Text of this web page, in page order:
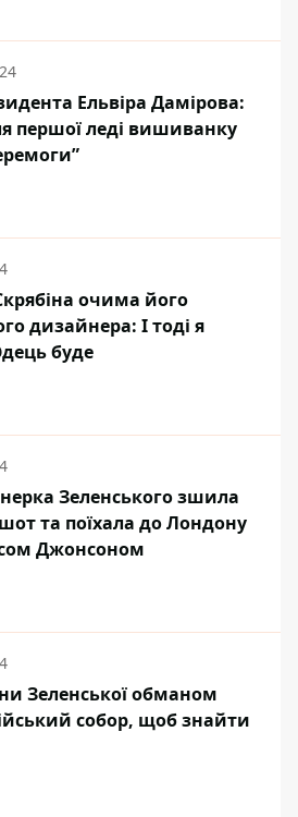
Ельвіра Дамірова:
першої леді вишиванку
очима його
дизайнера: І тоді я
буде
Зеленського зшила
та поїхала до Лондону
Джонсоном
Зеленської обманом
собор, щоб знайти